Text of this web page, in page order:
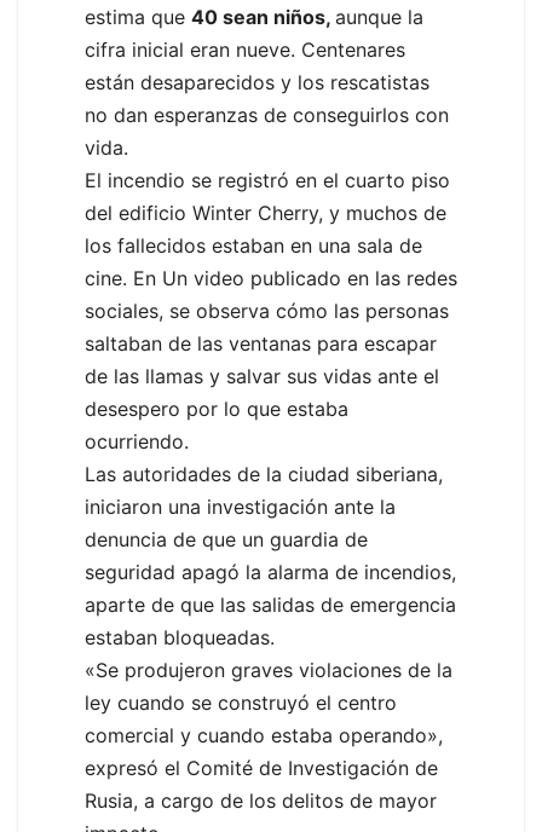
estima que 40 sean niños, aunque la
cifra inicial eran nueve. Centenares
están desaparecidos y los rescatistas
no dan esperanzas de conseguirlos con
vida.
El incendio se registró en el cuarto piso
del edificio Winter Cherry, y muchos de
los fallecidos estaban en una sala de
cine. En Un video publicado en las redes
sociales, se observa cómo las personas
saltaban de las ventanas para escapar
de las llamas y salvar sus vidas ante el
desespero por lo que estaba
ocurriendo.
Las autoridades de la ciudad siberiana,
iniciaron una investigación ante la
denuncia de que un guardia de
seguridad apagó la alarma de incendios,
aparte de que las salidas de emergencia
estaban bloqueadas.
«Se produjeron graves violaciones de la
ley cuando se construyó el centro
comercial y cuando estaba operando»,
expresó el Comité de Investigación de
Rusia, a cargo de los delitos de mayor